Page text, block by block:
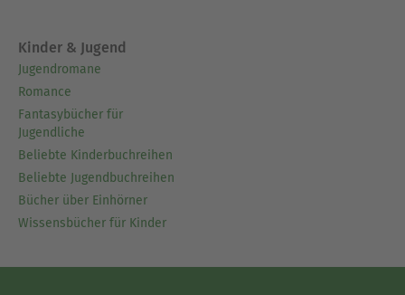
Kinder & Jugend
Jugendromane
Romance
Fantasybücher für
Jugendliche
Beliebte Kinderbuchreihen
Beliebte Jugendbuchreihen
Bücher über Einhörner
Wissensbücher für Kinder